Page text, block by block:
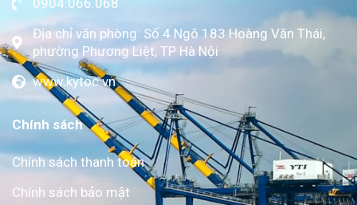
0904.066.068
Địa chỉ văn phòng: Số 4 Ngõ 183 Hoàng Văn Thái,
phường Phương Liệt, TP Hà Nội
www.kytoc.vn
Chính sách
Chính sách thanh toán
Chính sách bảo mật